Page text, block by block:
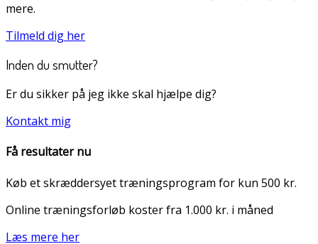
mere.
Tilmeld dig her
Inden du smutter?
Er du sikker på jeg ikke skal hjælpe dig?
Kontakt mig
Få resultater nu
Køb et skræddersyet træningsprogram for kun 500 kr.
Online træningsforløb koster fra 1.000 kr. i måned
Læs mere her